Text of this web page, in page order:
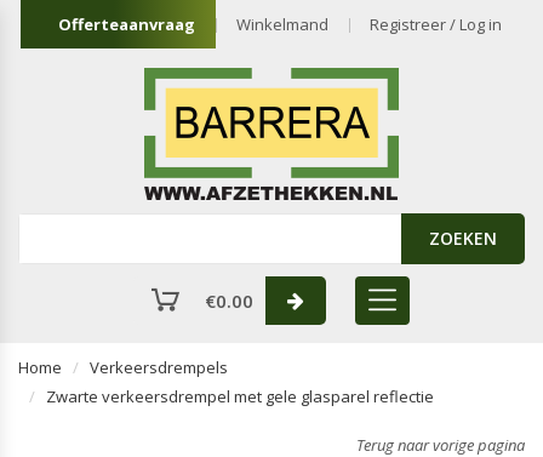
Offerteaanvraag Winkelmand Registreer / Log in
ZOEKEN
€0.00
Home
Verkeersdrempels
Zwarte verkeersdrempel met gele glasparel reflectie
Terug naar vorige pagina